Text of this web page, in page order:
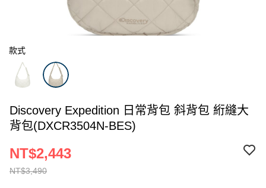
款式
Discovery Expedition 日常背包 斜背包 絎縫大
背包(DXCR3504N-BES)
NT$3,490
NT$2,443